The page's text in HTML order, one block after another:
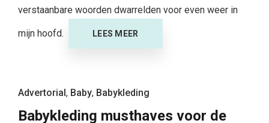
verstaanbare woorden dwarrelden voor even weer in
mijn hoofd. LEES MEER
Advertorial, Baby, Babykleding
Babykleding musthaves voor de